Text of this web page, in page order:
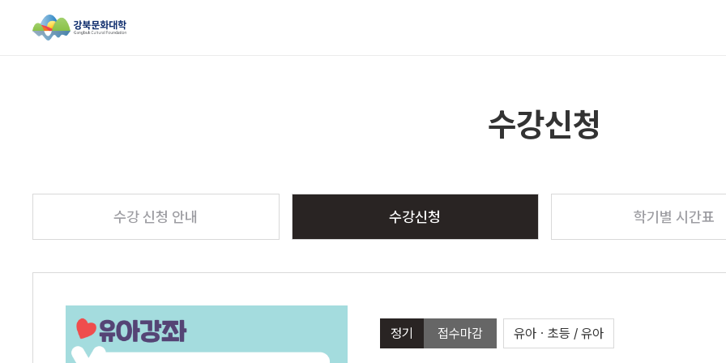
수강신청
수강 신청 안내 수강신청 학기별 시간표
정기 접수마감 유아ㆍ초등 / 유아